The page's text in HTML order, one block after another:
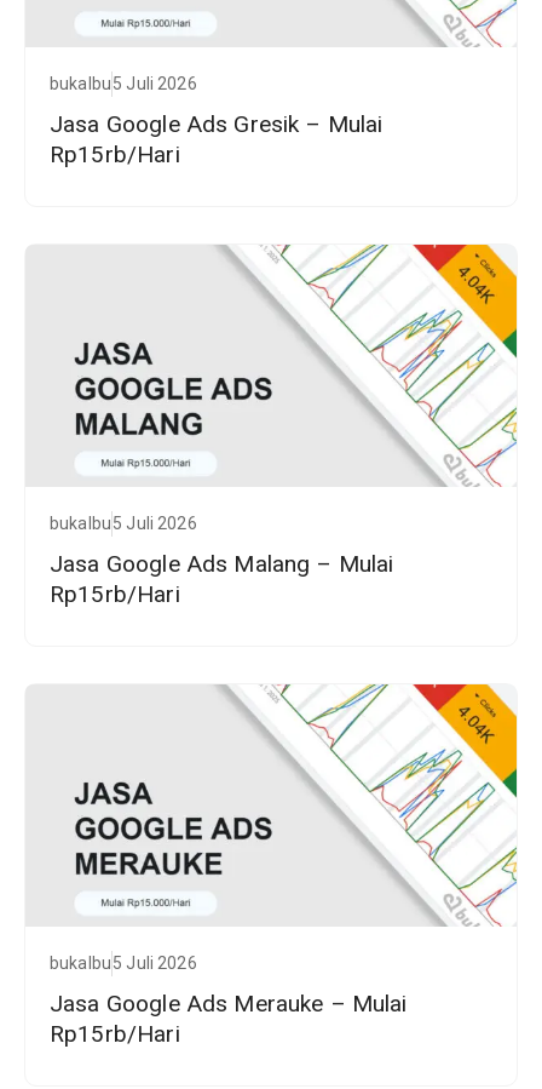
bukalbu5 Juli 2026
Jasa Google Ads Gresik – Mulai
Rp15rb/Hari
bukalbu5 Juli 2026
Jasa Google Ads Malang – Mulai
Rp15rb/Hari
bukalbu5 Juli 2026
Jasa Google Ads Merauke – Mulai
Rp15rb/Hari